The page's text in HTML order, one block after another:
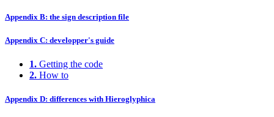
Appendix B: the sign description file
Appendix C: developper's guide
1. Getting the code
2. How to
Appendix D: differences with Hieroglyphica